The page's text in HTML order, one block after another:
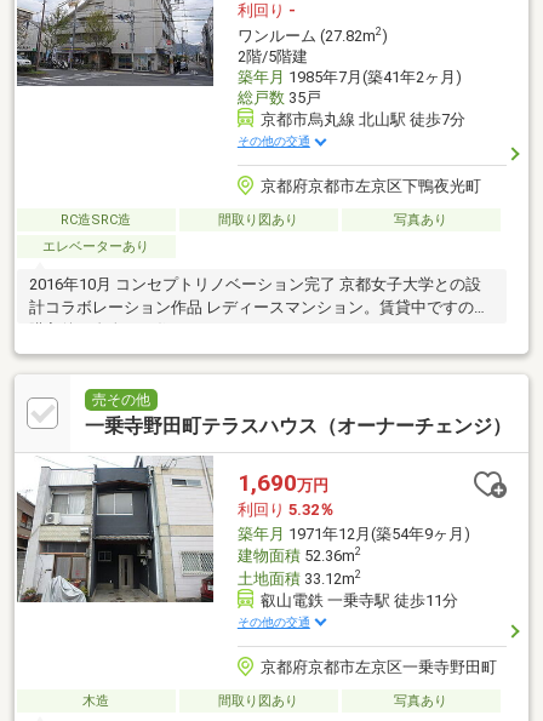
利回り -
ワンルーム (27.82m2)
2階/5階建
築年月 1985年7月(築41年2ヶ月)
総戸数35戸
京都市烏丸線 北山駅 徒歩7分
その他の交通
京都府京都市左京区下鴨夜光町
RC造SRC造 間取り図あり
写真あり
エレベーターあり
2016年10月 コンセプトリノベーション完了 京都女子大学との設
計コラボレーション作品 レディースマンション。賃貸中ですので
売その他
一乗寺野田町テラスハウス（オーナーチェンジ）
1,690万円
利回り 5.32％
築年月 1971年12月(築54年9ヶ月)
建物面積52.36m2
土地面積33.12m2
叡山電鉄 一乗寺駅 徒歩11分
その他の交通
京都府京都市左京区一乗寺野田町
木造 間取り図あり 写真あり